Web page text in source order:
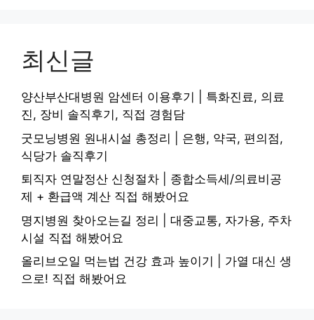
최신글
양산부산대병원 암센터 이용후기 | 특화진료, 의료
진, 장비 솔직후기, 직접 경험담
굿모닝병원 원내시설 총정리 | 은행, 약국, 편의점,
식당가 솔직후기
퇴직자 연말정산 신청절차 | 종합소득세/의료비공
제 + 환급액 계산 직접 해봤어요
명지병원 찾아오는길 정리 | 대중교통, 자가용, 주차
시설 직접 해봤어요
올리브오일 먹는법 건강 효과 높이기 | 가열 대신 생
으로! 직접 해봤어요